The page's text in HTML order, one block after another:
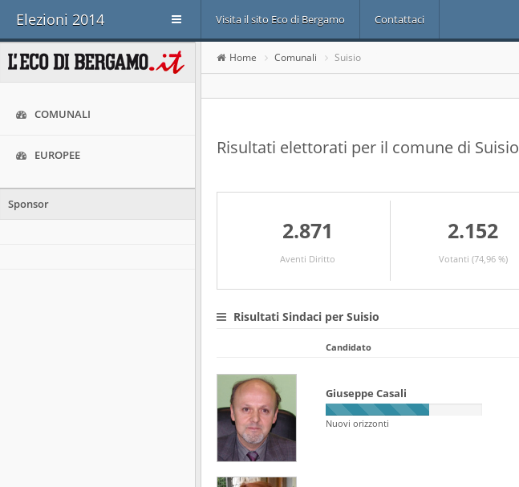
Elezioni 2014 Visita il sito Eco di Bergamo Contattaci
COMUNALI
EUROPEE
Sponsor
Home Comunali Suisio
Risultati elettorati per il comune di Suisio
2.871
Aventi Diritto
2.152
Votanti (74,96 %)
Risultati Sindaci per Suisio
Candidato
Giuseppe Casali
Nuovi orizzonti